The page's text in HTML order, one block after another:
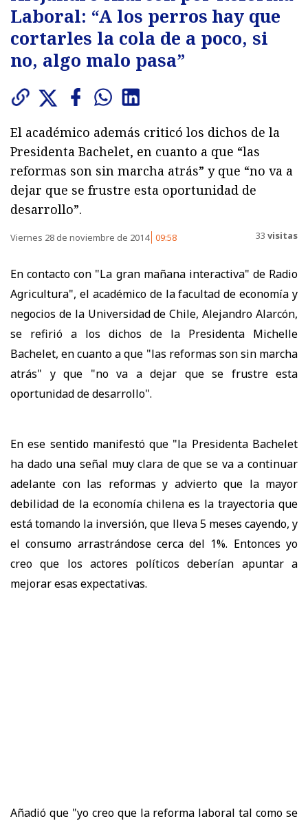
Laboral: “A los perros hay que
cortarles la cola de a poco, si
no, algo malo pasa”
El académico además criticó los dichos de la
Presidenta Bachelet, en cuanto a que “las
reformas son sin marcha atrás” y que “no va a
dejar que se frustre esta oportunidad de
desarrollo”.
Viernes 28 de noviembre de 2014 09:58 33 visitas
En contacto con "La gran mañana interactiva" de Radio
Agricultura", el académico de la facultad de economía y
negocios de la Universidad de Chile, Alejandro Alarcón,
se refirió a los dichos de la Presidenta Michelle
Bachelet, en cuanto a que "las reformas son sin marcha
atrás" y que "no va a dejar que se frustre esta
oportunidad de desarrollo".
En ese sentido manifestó que "la Presidenta Bachelet
ha dado una señal muy clara de que se va a continuar
adelante con las reformas y advierto que la mayor
debilidad de la economía chilena es la trayectoria que
está tomando la inversión, que lleva 5 meses cayendo, y
el consumo arrastrándose cerca del 1%. Entonces yo
creo que los actores políticos deberían apuntar a
mejorar esas expectativas.
Añadió que "yo creo que la reforma laboral tal como se